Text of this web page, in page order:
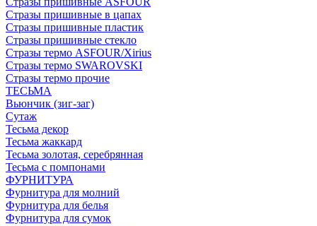
Стразы пришивные в цапах
Стразы пришивные пластик
Стразы пришивные стекло
Стразы термо ASFOUR/Xirius
Стразы термо SWAROVSKI
Стразы термо прочие
ТЕСЬМА
Вьюнчик (зиг-заг)
Сутаж
Тесьма декор
Тесьма жаккард
Тесьма золотая, серебрянная
Тесьма с помпонами
ФУРНИТУРА
Фурнитура для молний
Фурнитура для белья
Фурнитура для сумок